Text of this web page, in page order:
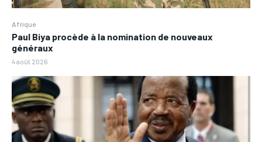
Afrique
Paul Biya procède à la nomination de nouveaux
généraux
4 août 2026